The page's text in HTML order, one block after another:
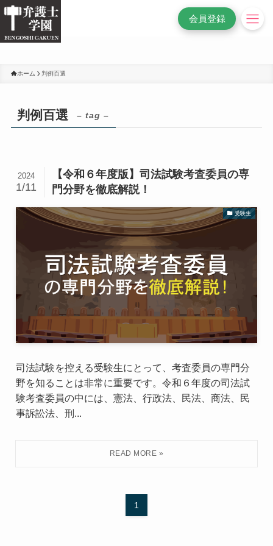
/* 変更前*/
会員登録
ホーム 判例百選
判例百選 – tag –
【令和６年度版】司法試験考査委員の専
門分野を徹底解説！
2024
1/11
受験生
司法試験を控える受験生にとって、考査委員の専門分
野を知ることは非常に重要です。令和６年度の司法試
験考査委員の中には、憲法、行政法、民法、商法、民
事訴訟法、刑...
1